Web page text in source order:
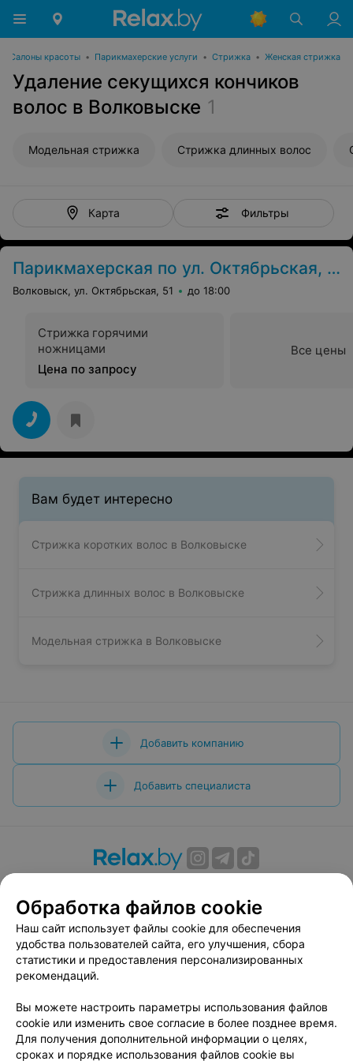
Салоны красоты • Парикмахерские услуги • Стрижка • Женская стрижка
Удаление секущихся кончиков
волос в Волковыске 1
Модельная стрижка Стрижка длинных волос
Карта Фильтры
Парикмахерская по ул. Октябрьская, 51
Волковыск, ул. Октябрьская, 51 до 18:00
Стрижка горячими
ножницами
Цена по запросу
Все цены
Вам будет интересно
Стрижка коротких волос в Волковыске
Стрижка длинных волос в Волковыске
Модельная стрижка в Волковыске
Добавить компанию
Добавить специалиста
Вакансии
Публичный договор
Способы оплаты
Публичный договор по использованию сервиса
«Афиша»
Пользовательское соглашение
Связаться по вопросам сотрудничества
Написать руководителю relax.by
Персональные настройки cookie
Обработка файлов cookie
Наш сайт использует файлы cookie для обеспечения
удобства пользователей сайта, его улучшения, сбора
статистики и предоставления персонализированных
рекомендаций.
Вы можете настроить параметры использования файлов
cookie или изменить свое согласие в более позднее время.
Для получения дополнительной информации о целях,
сроках и порядке использования файлов cookie вы